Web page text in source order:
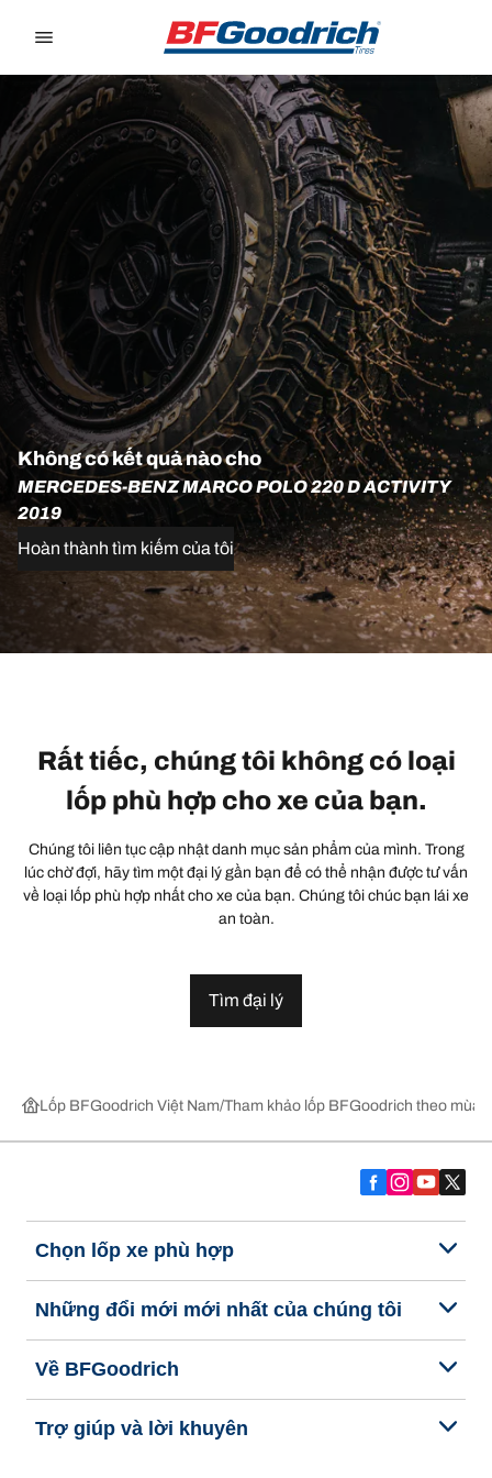
Không có kết quả nào cho
MERCEDES-BENZ MARCO POLO 220 D ACTIVITY
2019
Hoàn thành tìm kiếm của tôi
Rất tiếc, chúng tôi không có loại
lốp phù hợp cho xe của bạn.
Chúng tôi liên tục cập nhật danh mục sản phẩm của mình. Trong
lúc chờ đợi, hãy tìm một đại lý gần bạn để có thể nhận được tư vấn
về loại lốp phù hợp nhất cho xe của bạn. Chúng tôi chúc bạn lái xe
an toàn.
Tìm đại lý
Lốp BFGoodrich Việt Nam Tham khảo lốp BFGoodrich theo
Chọn lốp xe phù hợp
Những đổi mới mới nhất của chúng tôi
Về BFGoodrich
Trợ giúp và lời khuyên